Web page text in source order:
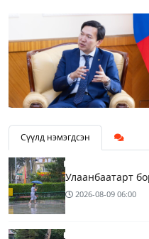
Сүүлд нэмэгдсэн
Улаанбаатарт
2026-08-09 06:00